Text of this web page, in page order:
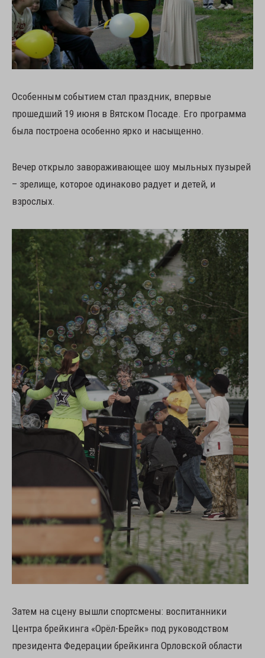
Особенным событием стал праздник, впервые
прошедший 19 июня в Вятском Посаде. Его программа
была построена особенно ярко и насыщенно.
Вечер открыло завораживающее шоу мыльных пузырей
– зрелище, которое одинаково радует и детей, и
взрослых.
Затем на сцену вышли спортсмены: воспитанники
Центра брейкинга «Орёл-Брейк» под руководством
президента Федерации брейкинга Орловской области